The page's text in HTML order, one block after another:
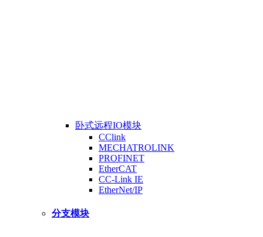
卧式远程IO模块
CClink
MECHATROLINK
PROFINET
EtherCAT
CC-Link IE
EtherNet/IP
分支模块